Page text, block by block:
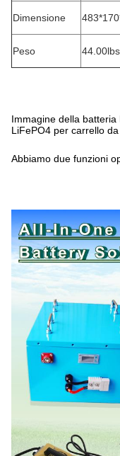
Dimensione
Peso
Immagine della
LiFePO4 per carrello
Abbiamo due funzioni